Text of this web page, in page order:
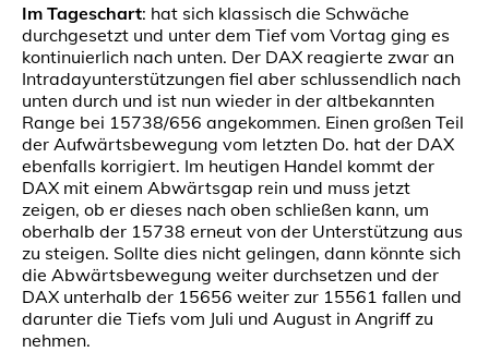
Im Tageschart: hat sich klassisch die Schwäche
durchgesetzt und unter dem Tief vom Vortag ging es
kontinuierlich nach unten. Der DAX reagierte zwar an
Intradayunterstützungen fiel aber schlussendlich nach
unten durch und ist nun wieder in der altbekannten
Range bei 15738/656 angekommen. Einen großen Teil
der Aufwärtsbewegung vom letzten Do. hat der DAX
ebenfalls korrigiert. Im heutigen Handel kommt der
DAX mit einem Abwärtsgap rein und muss jetzt
zeigen, ob er dieses nach oben schließen kann, um
oberhalb der 15738 erneut von der Unterstützung aus
zu steigen. Sollte dies nicht gelingen, dann könnte sich
die Abwärtsbewegung weiter durchsetzen und der
DAX unterhalb der 15656 weiter zur 15561 fallen und
darunter die Tiefs vom Juli und August in Angriff zu
nehmen.